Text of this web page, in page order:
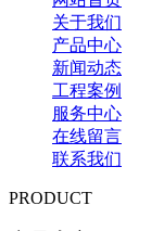
关于我们
产品中心
新闻动态
工程案例
服务中心
在线留言
联系我们
PRODUCT